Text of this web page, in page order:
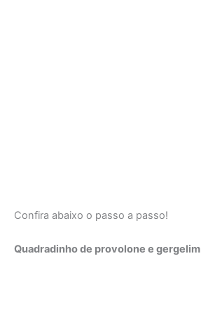
Confira abaixo o passo a passo!
Quadradinho de provolone e gergelim